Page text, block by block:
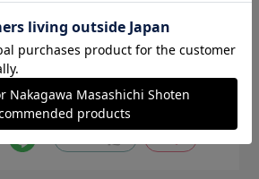
の子供にプレゼントしました。早速、開
でもらい嬉しそうでした。